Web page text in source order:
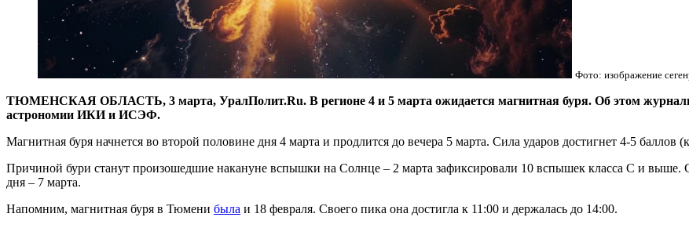
Фото: изображение
ТЮМЕНСКАЯ ОБЛАСТЬ, 3 марта, УралПолит.Ru. В регионе 4 и 5 марта ожидается магнитная буря. Об этом
астрономии ИКИ и ИСЭФ.
Магнитная буря начнется во второй половине дня 4 марта и продлится до вечера 5 марта. Сила ударов достигнет 4-5 баллов
Причиной бури станут произошедшие накануне вспышки на Солнце – 2 марта зафиксировали 10 вспышек класса С и
дня – 7 марта.
Напомним, магнитная буря в Тюмени была и 18 февраля. Своего пика она достигла к 11:00 и держалась до 14:00.